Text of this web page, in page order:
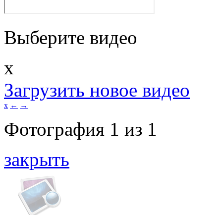
Выберите видео
x
Загрузить новое видео
x ← →
Фотография 1 из 1
закрыть